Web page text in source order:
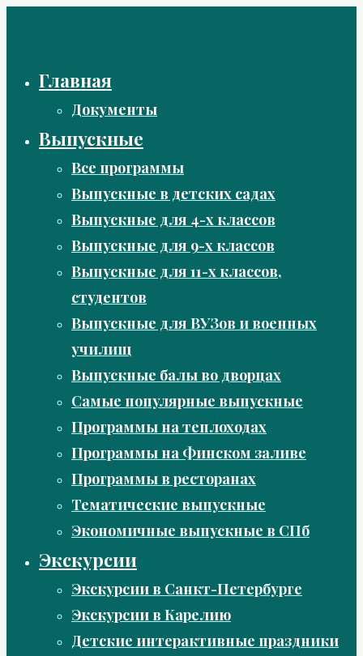
Главная
Документы
Выпускные
Все программы
Выпускные в детских садах
Выпускные для 4-х классов
Выпускные для 9-х классов
Выпускные для 11-х классов,
студентов
Выпускные для ВУЗов и военных
училищ
Выпускные балы во дворцах
Самые популярные выпускные
Программы на теплоходах
Программы на Финском заливе
Программы в ресторанах
Тематические выпускные
Экономичные выпускные в СПб
Экскурсии
Экскурсии в Санкт-Петербурге
Экскурсии в Карелию
Детские интерактивные праздники